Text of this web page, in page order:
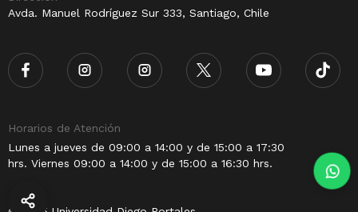
Avda. Manuel Rodríguez Sur 333, Santiago, Chile
Horarios de Atención
Lunes a jueves de 09:00 a 14:00 y de 15:00 a 17:30
hrs. Viernes 09:00 a 14:00 y de 15:00 a 16:30 hrs.